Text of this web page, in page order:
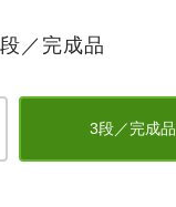
／完成品
3段／完成品